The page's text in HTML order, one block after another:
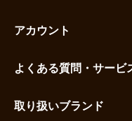
アカウント
お気に入りを見る
よくある質問・サービ
取り扱いブランド